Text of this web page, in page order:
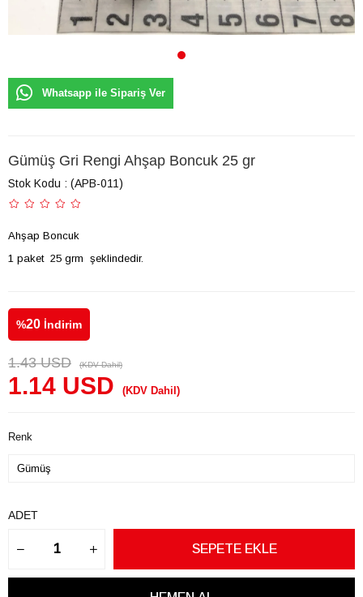
Whatsapp ile Sipariş Ver
Gümüş Gri Rengi Ahşap Boncuk 25 gr
Stok Kodu (APB-011)
Ahşap Boncuk
1 paket 25 grm şeklindedir.
%20 İndirim
1.43 USD (KDV Dahil)
1.14 USD (KDV Dahil)
Renk
ADET